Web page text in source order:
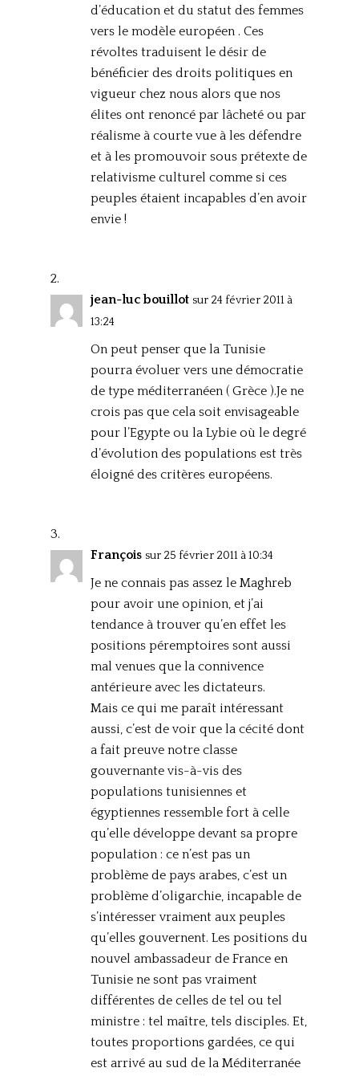
d’éducation et du statut des femmes
vers le modèle européen . Ces
révoltes traduisent le désir de
bénéficier des droits politiques en
vigueur chez nous alors que nos
élites ont renoncé par lâcheté ou par
réalisme à courte vue à les défendre
et à les promouvoir sous prétexte de
relativisme culturel comme si ces
peuples étaient incapables d’en avoir
envie !
jean-luc bouillot sur 24 février 2011 à
13:24
On peut penser que la Tunisie
pourra évoluer vers une démocratie
de type méditerranéen ( Grèce ).Je ne
crois pas que cela soit envisageable
pour l’Egypte ou la Lybie où le degré
d’évolution des populations est très
éloigné des critères européens.
François sur 25 février 2011 à 10:34
Je ne connais pas assez le Maghreb
pour avoir une opinion, et j’ai
tendance à trouver qu’en effet les
positions péremptoires sont aussi
mal venues que la connivence
antérieure avec les dictateurs.
Mais ce qui me paraît intéressant
aussi, c’est de voir que la cécité dont
a fait preuve notre classe
gouvernante vis-à-vis des
populations tunisiennes et
égyptiennes ressemble fort à celle
qu’elle développe devant sa propre
population : ce n’est pas un
problème de pays arabes, c’est un
problème d’oligarchie, incapable de
s’intéresser vraiment aux peuples
qu’elles gouvernent. Les positions du
nouvel ambassadeur de France en
Tunisie ne sont pas vraiment
différentes de celles de tel ou tel
ministre : tel maître, tels disciples. Et,
toutes proportions gardées, ce qui
est arrivé au sud de la Méditerranée